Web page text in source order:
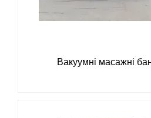
Вакуумні масажні